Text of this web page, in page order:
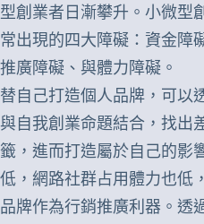
型創業者日漸攀升。小微型
常出現的四大障礙：資金障
推廣障礙、與體力障礙。
替自己打造個人品牌，可以
與自我創業命題結合，找出
籤，進而打造屬於自己的影
低，網路社群占用體力也低
品牌作為行銷推廣利器。透